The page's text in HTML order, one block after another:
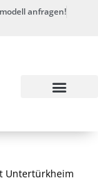
anfragen!
Untertürkheim